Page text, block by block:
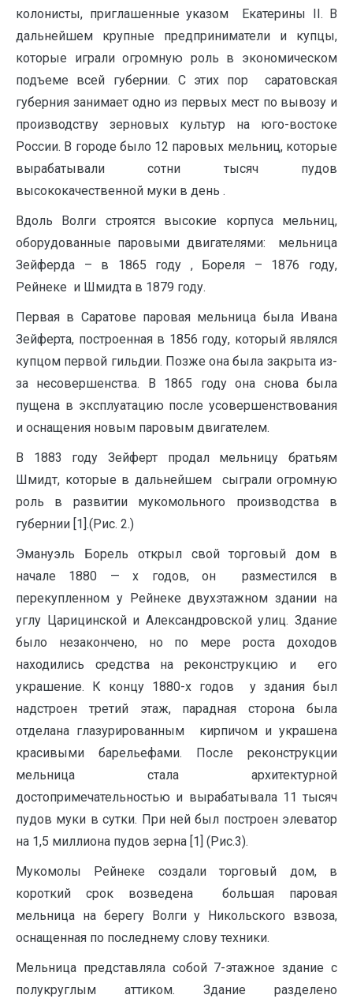
колонисты, приглашенные указом Екатерины II. В
дальнейшем крупные предприниматели и купцы,
которые играли огромную роль в экономическом
подъеме всей губернии. С этих пор саратовская
губерния занимает одно из первых мест по вывозу и
производству зерновых культур на юго-востоке
России. В городе было 12 паровых мельниц, которые
вырабатывали сотни тысяч пудов
высококачественной муки в день .
Вдоль Волги строятся высокие корпуса мельниц,
оборудованные паровыми двигателями: мельница
Зейферда – в 1865 году , Бореля – 1876 году,
Рейнеке и Шмидта в 1879 году.
Первая в Саратове паровая мельница была Ивана
Зейферта, построенная в 1856 году, который являлся
купцом первой гильдии. Позже она была закрыта из-
за несовершенства. В 1865 году она снова была
пущена в эксплуатацию после усовершенствования
и оснащения новым паровым двигателем.
В 1883 году Зейферт продал мельницу братьям
Шмидт, которые в дальнейшем сыграли огромную
роль в развитии мукомольного производства в
губернии [1].(Рис. 2.)
Эмануэль Борель открыл свой торговый дом в
начале 1880 — х годов, он разместился в
перекупленном у Рейнеке двухэтажном здании на
углу Царицинской и Александровской улиц. Здание
было незакончено, но по мере роста доходов
находились средства на реконструкцию и его
украшение. К концу 1880-х годов у здания был
надстроен третий этаж, парадная сторона была
отделана глазурированным кирпичом и украшена
красивыми барельефами. После реконструкции
мельница стала архитектурной
достопримечательностью и вырабатывала 11 тысяч
пудов муки в сутки. При ней был построен элеватор
на 1,5 миллиона пудов зерна [1] (Рис.3).
Мукомолы Рейнеке создали торговый дом, в
короткий срок возведена большая паровая
мельница на берегу Волги у Никольского взвоза,
оснащенная по последнему слову техники.
Мельница представляла собой 7-этажное здание с
полукруглым аттиком. Здание разделено